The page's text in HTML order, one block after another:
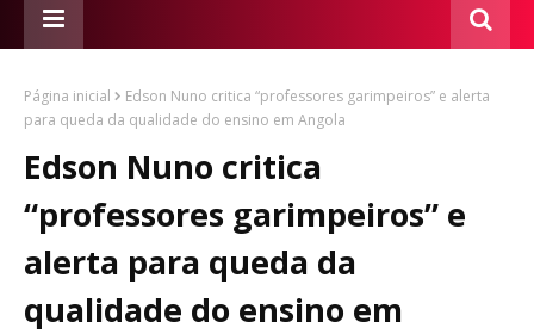
Página inicial
Edson Nuno critica “professores garimpeiros” e alerta
para queda da qualidade do ensino em Angola
Edson Nuno critica
“professores garimpeiros” e
alerta para queda da
qualidade do ensino em